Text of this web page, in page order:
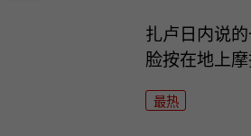
扎卢日内说
脸按在地上摩
最热